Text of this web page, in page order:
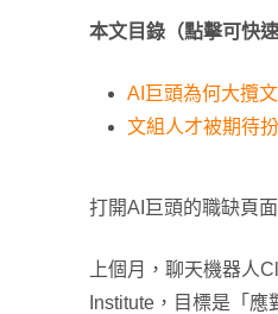
本文目錄（點擊可快速
AI巨頭為何大攬
文組人才被期待
打開AI巨頭的職缺頁
上個月，聊天機器人
Institute，目標是「